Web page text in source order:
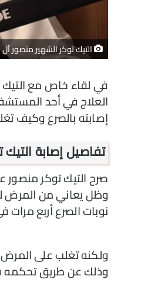
التيك توكر الشهير منصور آل
العلاج في أحد
إصابته بالصرع وكيف
تفاصيل إصابة التيك
وظل يعاني من المرض
نوبات الصرع أربع
ولكنه تغلب على المرض
وذلك عن طريق تحكمه